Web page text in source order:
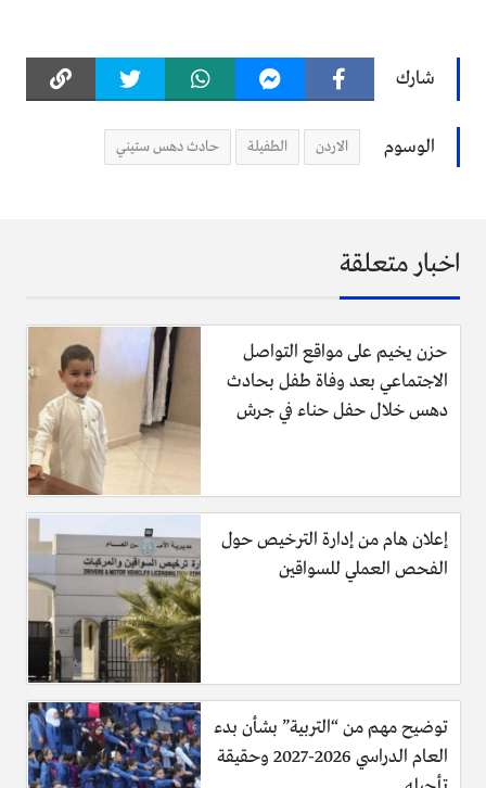
شارك
الوسوم الاردن الطفيلة حادث دهس ستيني
اخبار متعلقة
حزن يخيم على مواقع التواصل
الاجتماعي بعد وفاة طفل بحادث
دهس خلال حفل حناء في جرش
إعلان هام من إدارة الترخيص حول
الفحص العملي للسواقين
توضيح مهم من “التربية” بشأن بدء
العام الدراسي 2026-2027 وحقيقة